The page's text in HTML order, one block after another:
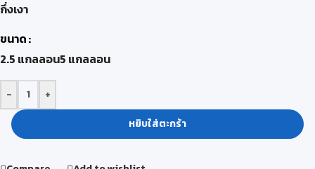
กึ่งเงา
ขนาด
2.5 แกลลอน5 แกลลอน
-
+
หยิบใส่ตะกร้า